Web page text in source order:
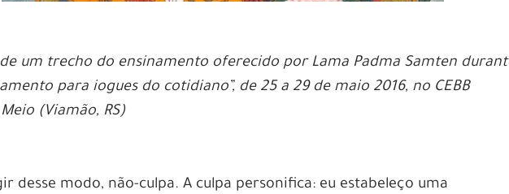
um trecho do ensinamento oferecido por Lama Padma Samten
para iogues do cotidiano”, de 25 a 29 de maio 2016, no CEBB
(Viamão, RS)
desse modo, não-culpa. A culpa personifica: eu estabeleço uma